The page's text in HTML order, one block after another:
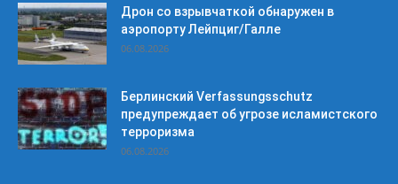
Дрон со взрывчаткой обнаружен в
аэропорту Лейпциг/Галле
06.08.2026
Берлинский Verfassungsschutz
предупреждает об угрозе исламистского
терроризма
06.08.2026